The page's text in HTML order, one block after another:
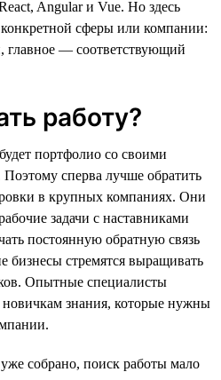
Angular и Vue. Но здесь
сферы или компании:
— соответствующий
работу?
портфолио со своими
сперва лучше обратить
в крупных компаниях. Они
задачи с наставниками
постоянную обратную связь
бизнесы стремятся выращивать
Опытные специалисты
знания, которые нужны
собрано, поиск работы мало